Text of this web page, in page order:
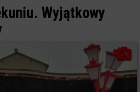
Wyjątkowy